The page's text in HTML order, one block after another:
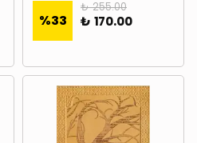
%33
₺ 255.00
₺ 170.00